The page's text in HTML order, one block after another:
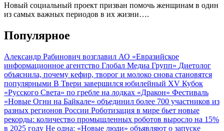
Новый социальный проект призван помочь женщинам в один
из самых важных периодов в их жизни….
Популярное
Александр Рабинович возглавил АО «Евразийское
информационное агентство Глобал Медиа Групп» Диетолог
объяснила, почему кефир, творог и молоко снова становятся
популярными В Твери завершился юбилейный XV Кубок
«Русского Света» по гребле на лодках «Дракон» Фестиваль
«Новые Огни на Байкале» объединил более 700 участников из
разных регионов России Роботизация в мире бьет новые
рекорды: количество промышленных роботов выросло на 15%
в 2025 году Не одна: «Новые люди» объявляют о запуске